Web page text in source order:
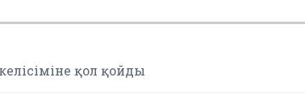
қол қойды